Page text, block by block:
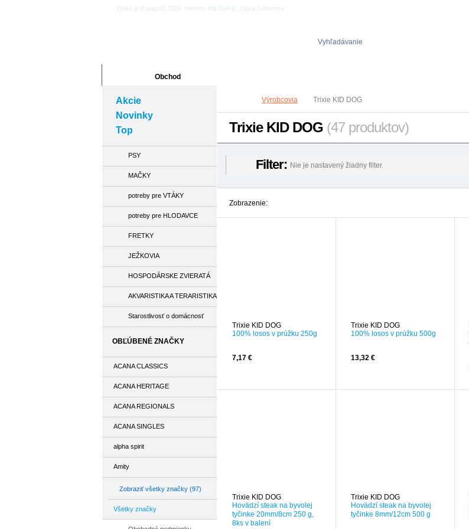
Výrobcovia Trixie KID DOG
Trixie KID DOG (47 produktov)
Filter: Nie je nastavený žiadny filter.
Zobrazenie:
Trixie KID DOG
100% losos v prúžku 250g
7,17 €
Trixie KID DOG
100% losos v prúžku 500g
13,32 €
Trixie KID DOG
Hovädzí steak na byvolej
tyčinke 20mm/8cm 250 g,
8ks v balení
Trixie KID DOG
Hovädzí steak na byvolej
tyčinke 8mm/12cm 500 g
Akcie
Novinky
Top
PSY
MAČKY
potreby pre VTÁKY
potreby pre HLODAVCE
FRETKY
JEŽKOVIA
HOSPODÁRSKE ZVIERATÁ
AKVARISTIKA A TERARISTIKA
Starostlivosť o domácnosť
OBĽÚBENÉ ZNAČKY
ACANA CLASSICS
ACANA HERITAGE
ACANA REGIONALS
ACANA SINGLES
alpha spirit
Amity
Zobraziť všetky značky (97)
Všetky značky
Dnes je 8.august 2026, meniny má Oskár, zajtra Ľubomíra
Vyhľadávanie
Obchod